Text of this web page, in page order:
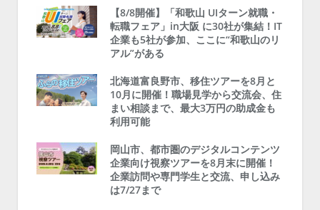
【8/8開催】「和歌山 UIターン就職・
転職フェア」in大阪 に30社が集結！IT
企業も5社が参加、ここに“和歌山のリ
アル”がある
北海道富良野市、移住ツアーを8月と
10月に開催！職場見学から交流会、住
まい相談まで、最大3万円の助成金も
利用可能
岡山市、都市圏のデジタルコンテンツ
企業向け視察ツアーを8月末に開催！
企業訪問や専門学生と交流、申し込み
は7/27まで